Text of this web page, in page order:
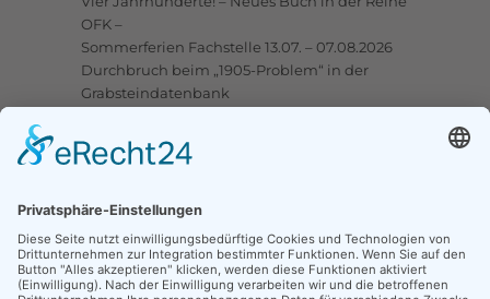
OFK –
Sommerferien Fachstelle 13.07. – 07.08.2026
Durchbruch beim „1905-Problem“ in der
Grabsteindatenbank
Facebook
Ortssippenbücher-Online
Grabsteindatenbank
Tote Punkte